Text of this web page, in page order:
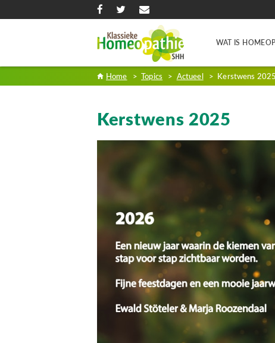
WAT IS
Home > Topics > Actueel > Kerstwens 2025
Kerstwens 2025